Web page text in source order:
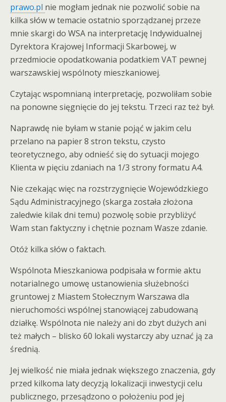
prawo.pl nie mogłam jednak nie pozwolić sobie na
kilka słów w temacie ostatnio sporządzanej przeze
mnie skargi do WSA na interpretację Indywidualnej
Dyrektora Krajowej Informacji Skarbowej, w
przedmiocie opodatkowania podatkiem VAT pewnej
warszawskiej wspólnoty mieszkaniowej.
Czytając wspomnianą interpretację, pozwoliłam sobie
na ponowne sięgnięcie do jej tekstu. Trzeci raz też był.
Naprawdę nie byłam w stanie pojąć w jakim celu
przelano na papier 8 stron tekstu, czysto
teoretycznego, aby odnieść się do sytuacji mojego
Klienta w pięciu zdaniach na 1/3 strony formatu A4.
Nie czekając więc na rozstrzygnięcie Wojewódzkiego
Sądu Administracyjnego (skarga została złożona
zaledwie kilak dni temu) pozwolę sobie przybliżyć
Wam stan faktyczny i chętnie poznam Wasze zdanie.
Otóż kilka słów o faktach.
Wspólnota Mieszkaniowa podpisała w formie aktu
notarialnego umowę ustanowienia służebności
gruntowej z Miastem Stołecznym Warszawa dla
nieruchomości wspólnej stanowiącej zabudowaną
działkę. Wspólnota nie należy ani do zbyt dużych ani
też małych – blisko 60 lokali wystarczy aby uznać ją za
średnią.
Jej wielkość nie miała jednak większego znaczenia, gdy
przed kilkoma laty decyzją lokalizacji inwestycji celu
publicznego, przesądzono o położeniu pod jej